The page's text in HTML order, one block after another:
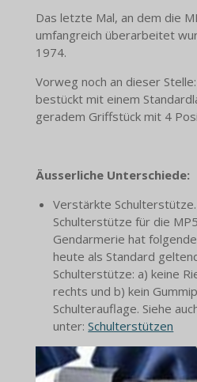
Das letzte Mal, an dem die
umfangreich überarbeitet
1974.
Vorweg noch an dieser
bestückt mit einem
geradem Griffstück mit 4
Äusserliche Unterschiede:
Verstärkte
Schulterstütze für die
Gendarmerie hat
heute als Standard
Schulterstütze: a) keine
rechts und b) kein
Schulterauflage. Siehe
unter:Schulterstützen